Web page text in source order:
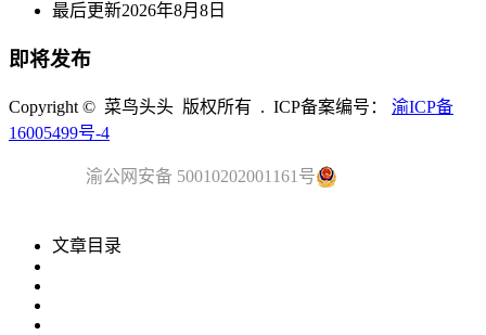
最后更新2026年8月8日
即将发布
Copyright © 菜鸟头头 版权所有 . ICP备案编号： 渝ICP备
16005499号-4
渝公网安备 50010202001161号
文章目录